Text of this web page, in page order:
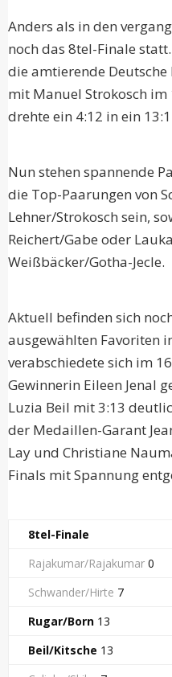
Anders als in den
noch das 8tel-Finale
die amtierende
mit Manuel Strokosch
drehte ein 4:12 in ein
Nun stehen spannende
die Top-Paarungen von
Lehner/Strokosch sein,
Reichert/Gabe oder
Weißbäcker/Gotha-Jecle.
Aktuell befinden sich
ausgewählten Favoriten
verabschiedete sich im
Gewinnerin Eileen Jenal
Luzia Beil mit 3:13
der Medaillen-Garant
Lay und Christiane
Finals mit Spannung
8tel-Finale
Rajakumar/Rajakumar 0
Schwander/Hirte 7
Rugar/Born 13
Beil/Kitsche 13